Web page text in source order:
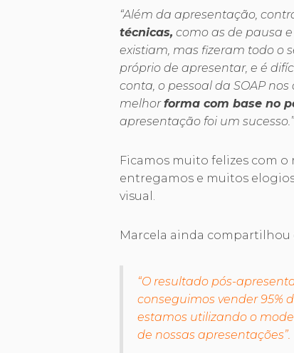
“Além da apresentação,
técnicas, como as de pausa
existiam, mas fizeram todo o
próprio de apresentar, e é
conta, o pessoal da SOAP
melhorforma com base no
apresentação foi um sucesso.”
Ficamos muito felizes com o
entregamos e muitos
visual.
Marcela ainda
“O resultado pós-
conseguimos vender 95%
estamos utilizando o
de nossas apresentações”.